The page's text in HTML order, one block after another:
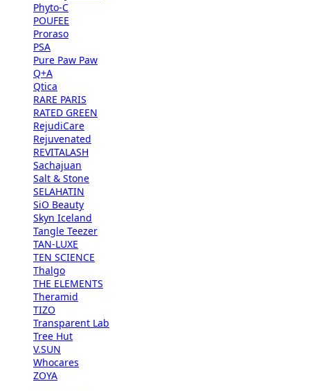
Phyto-C
POUFEE
Proraso
PSA
Pure Paw Paw
Q+A
Qtica
RARE PARIS
RATED GREEN
RejudiCare
Rejuvenated
REVITALASH
Sachajuan
Salt & Stone
SELAHATIN
SiO Beauty
Skyn Iceland
Tangle Teezer
TAN-LUXE
TEN SCIENCE
Thalgo
THE ELEMENTS
Theramid
TIZO
Transparent Lab
Tree Hut
V.SUN
Whocares
ZOYA